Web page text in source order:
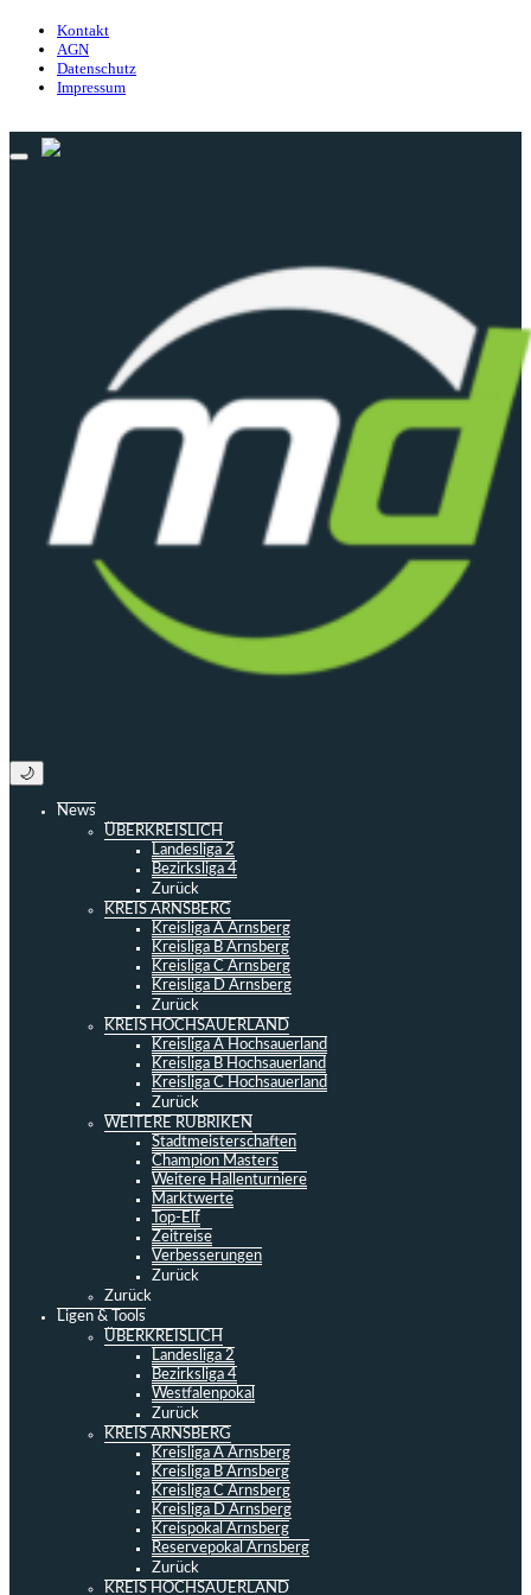
Kontakt
AGN
Datenschutz
Impressum
🌙
News
ÜBERKREISLICH
Landesliga 2
Bezirksliga 4
Zurück
KREIS ARNSBERG
Kreisliga A Arnsberg
Kreisliga B Arnsberg
Kreisliga C Arnsberg
Kreisliga D Arnsberg
Zurück
KREIS HOCHSAUERLAND
Kreisliga A Hochsauerland
Kreisliga B Hochsauerland
Kreisliga C Hochsauerland
Zurück
WEITERE RUBRIKEN
Stadtmeisterschaften
Champion Masters
Weitere Hallenturniere
Marktwerte
Top-Elf
Zeitreise
Verbesserungen
Zurück
Zurück
Ligen & Tools
ÜBERKREISLICH
Landesliga 2
Bezirksliga 4
Westfalenpokal
Zurück
KREIS ARNSBERG
Kreisliga A Arnsberg
Kreisliga B Arnsberg
Kreisliga C Arnsberg
Kreisliga D Arnsberg
Kreispokal Arnsberg
Reservepokal Arnsberg
Zurück
KREIS HOCHSAUERLAND